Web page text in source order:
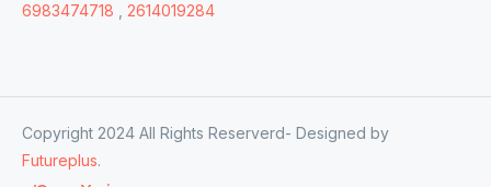
6983474718
2614019284
Copyright 2024 All Rights Reserverd- Designed by
Futureplus.